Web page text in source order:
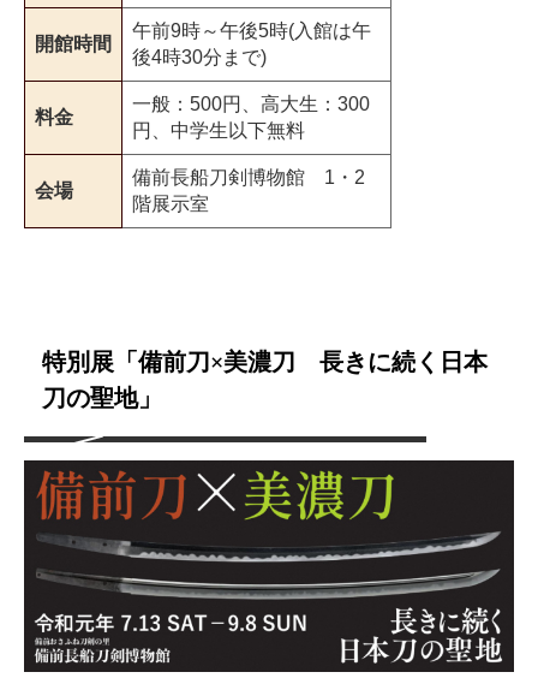
開館時間
午前9時～午後5時(入館は午
後4時30分まで)
料金
一般：500円、高大生：300
円、中学生以下無料
会場
備前長船刀剣博物館 1・2
階展示室
特別展「備前刀×美濃刀 長きに続く日本
刀の聖地」